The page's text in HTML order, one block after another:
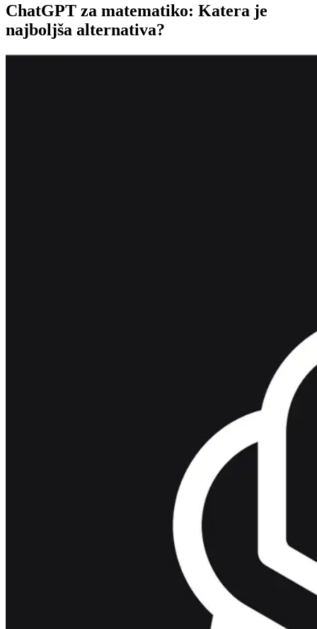
ChatGPT za matematiko: Katera je
najboljša alternativa?